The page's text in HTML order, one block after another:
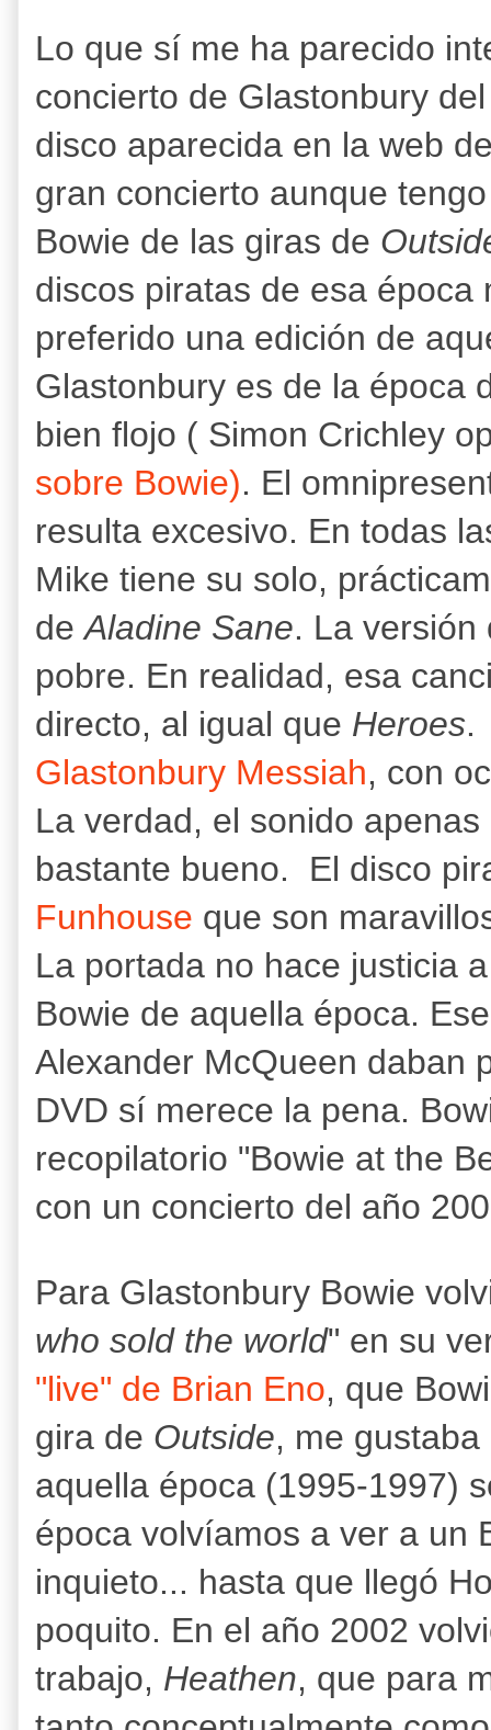
Lo que sí me ha parecido
concierto de Glastonbury
disco aparecida en la web
gran concierto aunque
Bowie de las giras de
discos piratas de esa época
preferido una edición de
Glastonbury es de la época
bien flojo ( Simon Crichley
sobre Bowie). El
resulta excesivo. En todas
Mike tiene su solo,
deAladine Sane. La
pobre. En realidad, esa
directo, al igual que Heroes.
Glastonbury Messiah, con
La verdad, el sonido
bastante bueno. El disco
Funhouse que son
La portada no hace justicia
Bowie de aquella época.
Alexander McQueen daban
DVD sí merece la pena.
recopilatorio "Bowie at the
con un concierto del año
Para Glastonbury Bowie
who sold the world" en su
"live" de Brian Eno, que
gira de Outside, me
aquella época (1995-1997)
época volvíamos a ver a un
inquieto... hasta que llegó
poquito. En el año 2002
trabajo, Heathen, que para